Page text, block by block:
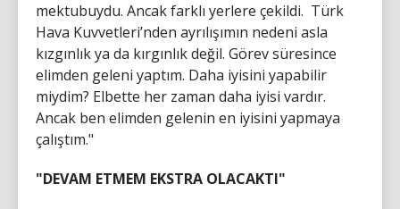
mektubuydu. Ancak farklı yerlere çekildi. Türk
Hava Kuvvetleri’nden ayrılışımın nedeni asla
kızgınlık ya da kırgınlık değil. Görev süresince
elimden geleni yaptım. Daha iyisini yapabilir
miydim? Elbette her zaman daha iyisi vardır.
Ancak ben elimden gelenin en iyisini yapmaya
çalıştım."
"DEVAM ETMEM EKSTRA OLACAKTI"